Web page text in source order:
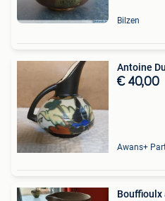
Bilzen
Antoine
€ 40,00
Bouffioulx